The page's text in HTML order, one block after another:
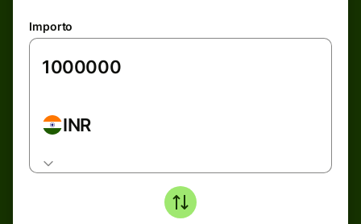
Importo
INR